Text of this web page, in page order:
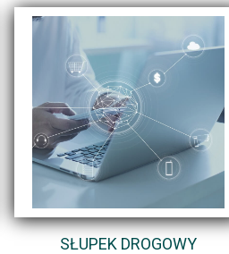
SŁUPEK DROGOWY